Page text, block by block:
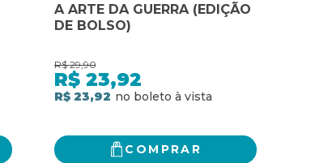
A ARTE DA GUERRA (EDIÇÃO
DE BOLSO)
R$ 29,90
R$ 23,92
R$ 23,92
COMPRAR